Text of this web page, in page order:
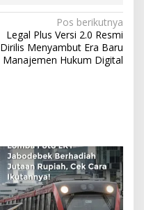
Pos berikutnya
Legal Plus Versi 2.0 Resmi
Dirilis Menyambut Era Baru
Manajemen Hukum Digital